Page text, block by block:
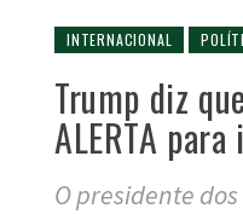
INTERNACIONAL
Trump diz
ALERTA
O presidente